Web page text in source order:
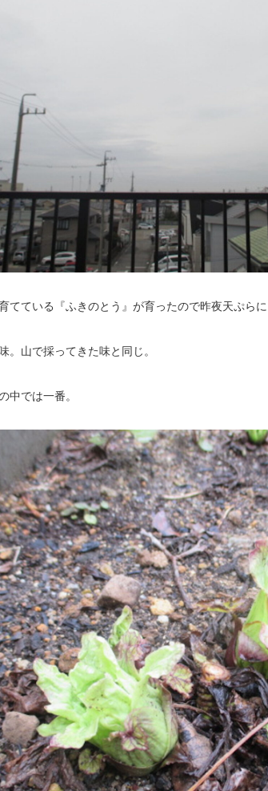
てている『ふきのとう』が育ったので昨夜天ぷらに
。山で採ってきた味と同じ。
中では一番。